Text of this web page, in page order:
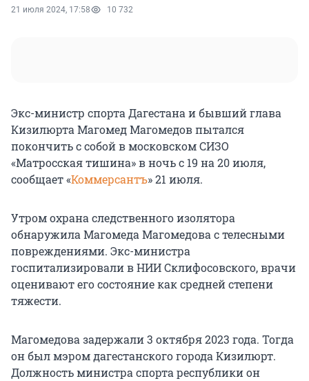
21 июля 2024, 17:58 10 732
Экс-министр спорта Дагестана и бывший глава
Кизилюрта Магомед Магомедов пытался
покончить с собой в московском СИЗО
«Матросская тишина» в ночь с 19 на 20 июля,
сообщает «Коммерсантъ» 21 июля.
Утром охрана следственного изолятора
обнаружила Магомеда Магомедова с телесными
повреждениями. Экс-министра
госпитализировали в НИИ Склифосовского, врачи
оценивают его состояние как средней степени
тяжести.
Магомедова задержали 3 октября 2023 года. Тогда
он был мэром дагестанского города Кизилюрт.
Должность министра спорта республики он